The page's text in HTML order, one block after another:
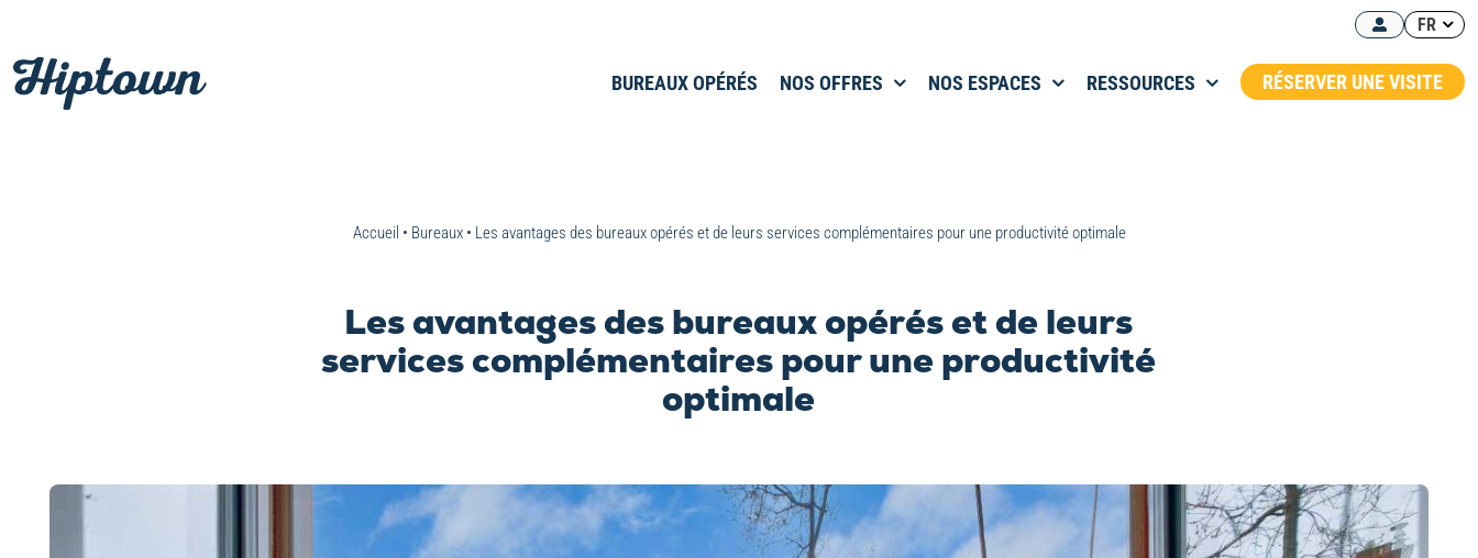
contenu
FR
BUREAUX OPÉRÉS NOS OFFRES NOS ESPACES RESSOURCES RÉSERVER UNE VISITE
Accueil • Bureaux• Les avantages des bureaux opérés et de leurs services complémentaires pour une productivité optimale
Les avantages des bureaux opérés et de leurs
services complémentaires pour une productivité
optimale